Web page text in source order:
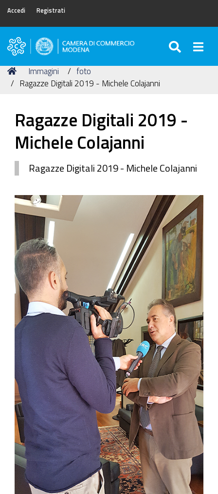
Accedi Registrati
Camera
Commercio
di
Tu
sei
Home
Immagini
foto
Ragazze Digitali 2019 - Michele Colajanni
Ragazze Digitali 2019 -
Michele Colajanni
Ragazze Digitali 2019 - Michele Colajanni